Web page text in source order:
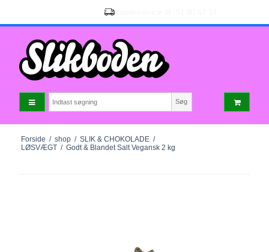
Søg
Forside / shop / SLIK & CHOKOLADE /
LØSVÆGT / Godt & Blandet Salt Vegansk 2 kg